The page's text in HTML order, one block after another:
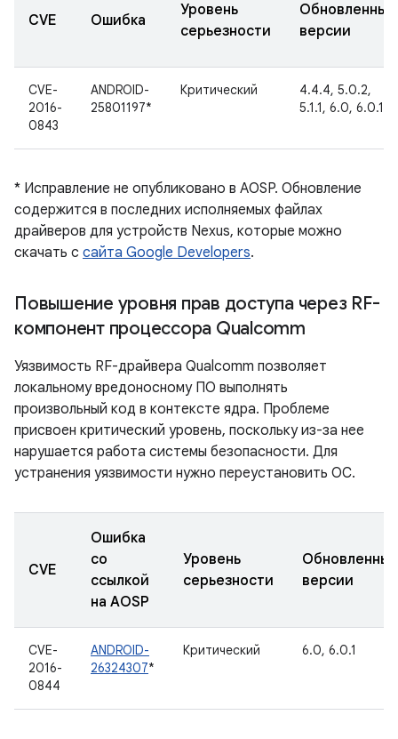
CVE Ошибка
Уровень
серьезности
Обновленные
версии
CVE-
2016-
0843
ANDROID-
25801197*
Критический
4.4.4, 5.0.2,
5.1.1, 6.0, 6.0.1
* Исправление не опубликовано в AOSP. Обновление
содержится в последних исполняемых файлах
драйверов для устройств Nexus, которые можно
скачать с сайта Google Developers.
Повышение уровня прав доступа через RF-
компонент процессора Qualcomm
Уязвимость RF-драйвера Qualcomm позволяет
локальному вредоносному ПО выполнять
произвольный код в контексте ядра. Проблеме
присвоен критический уровень, поскольку из-за нее
нарушается работа системы безопасности. Для
устранения уязвимости нужно переустановить ОС.
CVE
Ошибка
со
ссылкой
на AOSP
Уровень
серьезности
Обновленные
версии
CVE-
2016-
0844
ANDROID-
26324307*
Критический 6.0, 6.0.1